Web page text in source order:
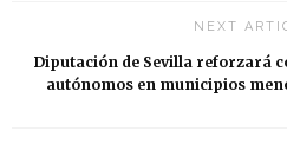
NEXT
Diputación de Sevilla reforzará
autónomos en municipios